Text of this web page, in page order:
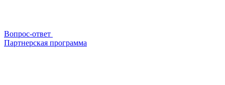
Вопрос-ответ
Партнерская программа